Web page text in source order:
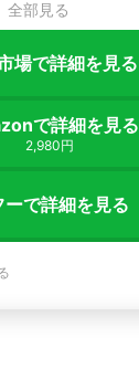
全部見る
場で詳細を見る
で詳細を見る
2,980円
ーで詳細を見る